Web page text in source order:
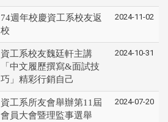
74週年校慶資工系校友返
校
2024-11-02
資工系校友魏廷軒主講
「中文履歷撰寫&面試技
巧」精彩行銷自己
2024-10-31
資工系所友會舉辦第11屆
會員大會暨理監事選舉
2024-07-20